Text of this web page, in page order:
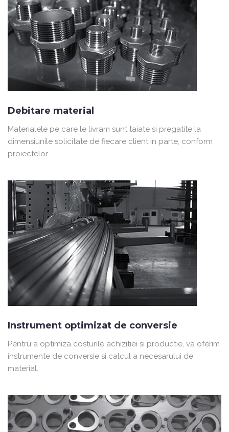
Debitare material
Materialele pe care le livram sunt taiate si pregatite la
dimensiunile solicitate de fiecare client in parte, conform
proiectelor.
Instrument optimizat de conversie
Pentru a optimiza costurile achizitiei si productie, va oferim
instrumente de conversie si calcul a necesarului de
material.